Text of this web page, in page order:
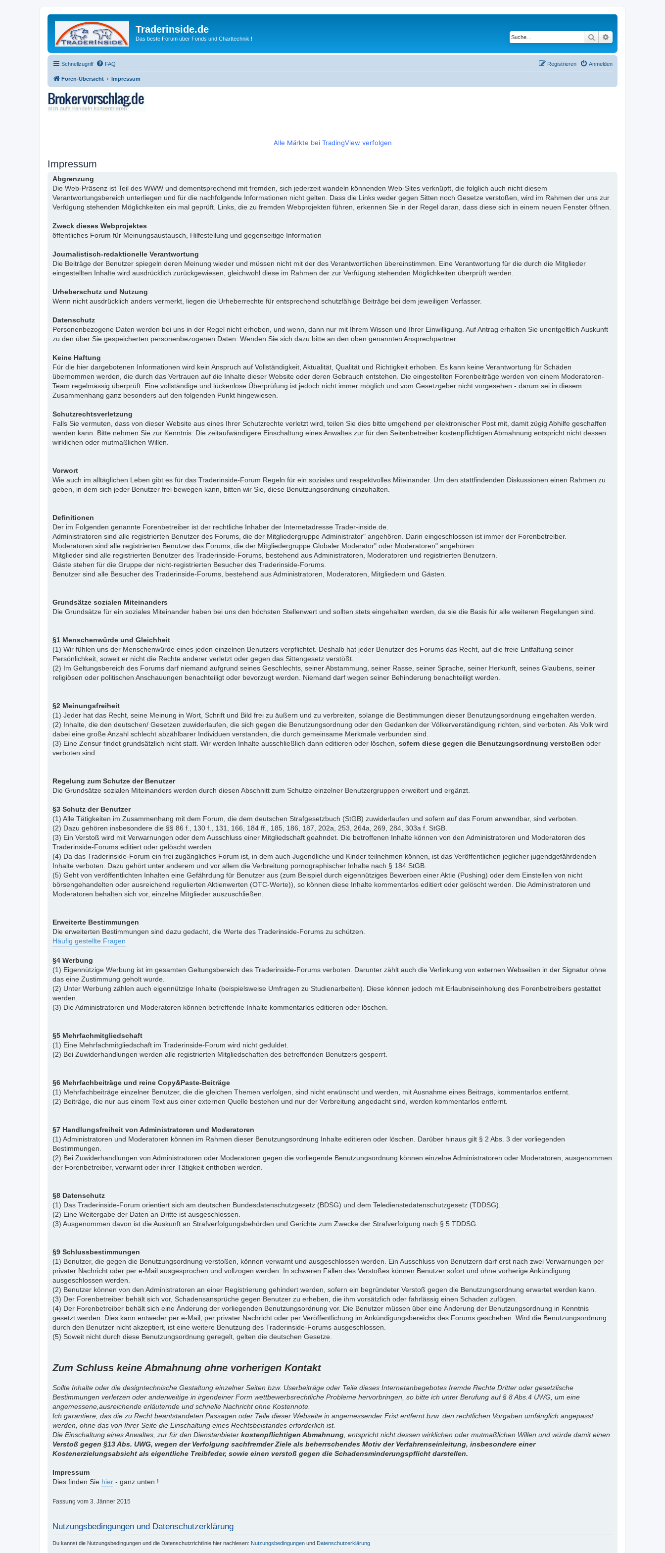
Traderinside.de
Das beste Forum über Fonds und Charttechnik ! Suche
Schnellzugriff FAQ Anmelden
Registrieren
Foren-Übersicht Impressum
Alle Märkte bei TradingView verfolgen
Impressum
Abgrenzung
Die Web-Präsenz ist Teil des WWW und dementsprechend mit fremden, sich jederzeit wandeln könnenden Web-Sites verknüpft, die folglich auch nicht diesem
Verantwortungsbereich unterliegen und für die nachfolgende Informationen nicht gelten. Dass die Links weder gegen Sitten noch Gesetze verstoßen, wird im Rahmen der uns zur
Verfügung stehenden Möglichkeiten ein mal geprüft. Links, die zu fremden Webprojekten führen, erkennen Sie in der Regel daran, dass diese sich in einem neuen Fenster öffnen.
Zweck dieses Webprojektes
öffentliches Forum für Meinungsaustausch, Hilfestellung und gegenseitige Information
Journalistisch-redaktionelle Verantwortung
Die Beiträge der Benutzer spiegeln deren Meinung wieder und müssen nicht mit der des Verantwortlichen übereinstimmen. Eine Verantwortung für die durch die Mitglieder
eingestellten Inhalte wird ausdrücklich zurückgewiesen, gleichwohl diese im Rahmen der zur Verfügung stehenden Möglichkeiten überprüft werden.
Urheberschutz und Nutzung
Wenn nicht ausdrücklich anders vermerkt, liegen die Urheberrechte für entsprechend schutzfähige Beiträge bei dem jeweiligen Verfasser.
Datenschutz
Personenbezogene Daten werden bei uns in der Regel nicht erhoben, und wenn, dann nur mit Ihrem Wissen und Ihrer Einwilligung. Auf Antrag erhalten Sie unentgeltlich Auskunft
zu den über Sie gespeicherten personenbezogenen Daten. Wenden Sie sich dazu bitte an den oben genannten Ansprechpartner.
Keine Haftung
Für die hier dargebotenen Informationen wird kein Anspruch auf Vollständigkeit, Aktualität, Qualität und Richtigkeit erhoben. Es kann keine Verantwortung für Schäden
übernommen werden, die durch das Vertrauen auf die Inhalte dieser Website oder deren Gebrauch entstehen. Die eingestellten Forenbeiträge werden von einem Moderatoren-
Team regelmässig überprüft. Eine vollständige und lückenlose Überprüfung ist jedoch nicht immer möglich und vom Gesetzgeber nicht vorgesehen - darum sei in diesem
Zusammenhang ganz besonders auf den folgenden Punkt hingewiesen.
Schutzrechtsverletzung
Falls Sie vermuten, dass von dieser Website aus eines Ihrer Schutzrechte verletzt wird, teilen Sie dies bitte umgehend per elektronischer Post mit, damit zügig Abhilfe geschaffen
werden kann. Bitte nehmen Sie zur Kenntnis: Die zeitaufwändigere Einschaltung eines Anwaltes zur für den Seitenbetreiber kostenpflichtigen Abmahnung entspricht nicht dessen
wirklichen oder mutmaßlichen Willen.
Vorwort
Wie auch im alltäglichen Leben gibt es für das Traderinside-Forum Regeln für ein soziales und respektvolles Miteinander. Um den stattfindenden Diskussionen einen Rahmen zu
geben, in dem sich jeder Benutzer frei bewegen kann, bitten wir Sie, diese Benutzungsordnung einzuhalten.
Definitionen
Der im Folgenden genannte Forenbetreiber ist der rechtliche Inhaber der Internetadresse Trader-inside.de.
Administratoren sind alle registrierten Benutzer des Forums, die der Mitgliedergruppe Administrator" angehören. Darin eingeschlossen ist immer der Forenbetreiber.
Moderatoren sind alle registrierten Benutzer des Forums, die der Mitgliedergruppe Globaler Moderator" oder Moderatoren" angehören.
Mitglieder sind alle registrierten Benutzer des Traderinside-Forums, bestehend aus Administratoren, Moderatoren und registrierten Benutzern.
Gäste stehen für die Gruppe der nicht-registrierten Besucher des Traderinside-Forums.
Benutzer sind alle Besucher des Traderinside-Forums, bestehend aus Administratoren, Moderatoren, Mitgliedern und Gästen.
Grundsätze sozialen Miteinanders
Die Grundsätze für ein soziales Miteinander haben bei uns den höchsten Stellenwert und sollten stets eingehalten werden, da sie die Basis für alle weiteren Regelungen sind.
§1 Menschenwürde und Gleichheit
(1) Wir fühlen uns der Menschenwürde eines jeden einzelnen Benutzers verpflichtet. Deshalb hat jeder Benutzer des Forums das Recht, auf die freie Entfaltung seiner
Persönlichkeit, soweit er nicht die Rechte anderer verletzt oder gegen das Sittengesetz verstößt.
(2) Im Geltungsbereich des Forums darf niemand aufgrund seines Geschlechts, seiner Abstammung, seiner Rasse, seiner Sprache, seiner Herkunft, seines Glaubens, seiner
religiösen oder politischen Anschauungen benachteiligt oder bevorzugt werden. Niemand darf wegen seiner Behinderung benachteiligt werden.
§2 Meinungsfreiheit
(1) Jeder hat das Recht, seine Meinung in Wort, Schrift und Bild frei zu äußern und zu verbreiten, solange die Bestimmungen dieser Benutzungsordnung eingehalten werden.
(2) Inhalte, die den deutschen/ Gesetzen zuwiderlaufen, die sich gegen die Benutzungsordnung oder den Gedanken der Völkerverständigung richten, sind verboten. Als Volk wird
dabei eine große Anzahl schlecht abzählbarer Individuen verstanden, die durch gemeinsame Merkmale verbunden sind.
(3) Eine Zensur findet grundsätzlich nicht statt. Wir werden Inhalte ausschließlich dann editieren oder löschen, sofern diese gegen die Benutzungsordnung verstoßen oder
verboten sind.
Regelung zum Schutze der Benutzer
Die Grundsätze sozialen Miteinanders werden durch diesen Abschnitt zum Schutze einzelner Benutzergruppen erweitert und ergänzt.
§3 Schutz der Benutzer
(1) Alle Tätigkeiten im Zusammenhang mit dem Forum, die dem deutschen Strafgesetzbuch (StGB) zuwiderlaufen und sofern auf das Forum anwendbar, sind verboten.
(2) Dazu gehören insbesondere die §§ 86 f., 130 f., 131, 166, 184 ff., 185, 186, 187, 202a, 253, 264a, 269, 284, 303a f. StGB.
(3) Ein Verstoß wird mit Verwarnungen oder dem Ausschluss einer Mitgliedschaft geahndet. Die betroffenen Inhalte können von den Administratoren und Moderatoren des
Traderinside-Forums editiert oder gelöscht werden.
(4) Da das Traderinside-Forum ein frei zugängliches Forum ist, in dem auch Jugendliche und Kinder teilnehmen können, ist das Veröffentlichen jeglicher jugendgefährdenden
Inhalte verboten. Dazu gehört unter anderem und vor allem die Verbreitung pornographischer Inhalte nach § 184 StGB.
(5) Geht von veröffentlichten Inhalten eine Gefährdung für Benutzer aus (zum Beispiel durch eigennütziges Bewerben einer Aktie (Pushing) oder dem Einstellen von nicht
börsengehandelten oder ausreichend regulierten Aktienwerten (OTC-Werte)), so können diese Inhalte kommentarlos editiert oder gelöscht werden. Die Administratoren und
Moderatoren behalten sich vor, einzelne Mitglieder auszuschließen.
Erweiterte Bestimmungen
Die erweiterten Bestimmungen sind dazu gedacht, die Werte des Traderinside-Forums zu schützen.
Häufig gestellte Fragen
§4 Werbung
(1) Eigennützige Werbung ist im gesamten Geltungsbereich des Traderinside-Forums verboten. Darunter zählt auch die Verlinkung von externen Webseiten in der Signatur ohne
das eine Zustimmung geholt wurde.
(2) Unter Werbung zählen auch eigennützige Inhalte (beispielsweise Umfragen zu Studienarbeiten). Diese können jedoch mit Erlaubniseinholung des Forenbetreibers gestattet
werden.
(3) Die Administratoren und Moderatoren können betreffende Inhalte kommentarlos editieren oder löschen.
§5 Mehrfachmitgliedschaft
(1) Eine Mehrfachmitgliedschaft im Traderinside-Forum wird nicht geduldet.
(2) Bei Zuwiderhandlungen werden alle registrierten Mitgliedschaften des betreffenden Benutzers gesperrt.
§6 Mehrfachbeiträge und reine Copy&Paste-Beiträge
(1) Mehrfachbeiträge einzelner Benutzer, die die gleichen Themen verfolgen, sind nicht erwünscht und werden, mit Ausnahme eines Beitrags, kommentarlos entfernt.
(2) Beiträge, die nur aus einem Text aus einer externen Quelle bestehen und nur der Verbreitung angedacht sind, werden kommentarlos entfernt.
§7 Handlungsfreiheit von Administratoren und Moderatoren
(1) Administratoren und Moderatoren können im Rahmen dieser Benutzungsordnung Inhalte editieren oder löschen. Darüber hinaus gilt § 2 Abs. 3 der vorliegenden
Bestimmungen.
(2) Bei Zuwiderhandlungen von Administratoren oder Moderatoren gegen die vorliegende Benutzungsordnung können einzelne Administratoren oder Moderatoren, ausgenommen
der Forenbetreiber, verwarnt oder ihrer Tätigkeit enthoben werden.
§8 Datenschutz
(1) Das Traderinside-Forum orientiert sich am deutschen Bundesdatenschutzgesetz (BDSG) und dem Teledienstedatenschutzgesetz (TDDSG).
(2) Eine Weitergabe der Daten an Dritte ist ausgeschlossen.
(3) Ausgenommen davon ist die Auskunft an Strafverfolgungsbehörden und Gerichte zum Zwecke der Strafverfolgung nach § 5 TDDSG.
§9 Schlussbestimmungen
(1) Benutzer, die gegen die Benutzungsordnung verstoßen, können verwarnt und ausgeschlossen werden. Ein Ausschluss von Benutzern darf erst nach zwei Verwarnungen per
privater Nachricht oder per e-Mail ausgesprochen und vollzogen werden. In schweren Fällen des Verstoßes können Benutzer sofort und ohne vorherige Ankündigung
ausgeschlossen werden.
(2) Benutzer können von den Administratoren an einer Registrierung gehindert werden, sofern ein begründeter Verstoß gegen die Benutzungsordnung erwartet werden kann.
(3) Der Forenbetreiber behält sich vor, Schadensansprüche gegen Benutzer zu erheben, die ihm vorsätzlich oder fahrlässig einen Schaden zufügen.
(4) Der Forenbetreiber behält sich eine Änderung der vorliegenden Benutzungsordnung vor. Die Benutzer müssen über eine Änderung der Benutzungsordnung in Kenntnis
gesetzt werden. Dies kann entweder per e-Mail, per privater Nachricht oder per Veröffentlichung im Ankündigungsbereichs des Forums geschehen. Wird die Benutzungsordnung
durch den Benutzer nicht akzeptiert, ist eine weitere Benutzung des Traderinside-Forums ausgeschlossen.
(5) Soweit nicht durch diese Benutzungsordnung geregelt, gelten die deutschen Gesetze.
Zum Schluss keine Abmahnung ohne vorherigen Kontakt
Sollte Inhalte oder die designtechnische Gestaltung einzelner Seiten bzw. Userbeiträge oder Teile dieses Internetanbegebotes fremde Rechte Dritter oder gesetzlische
Bestimmungen verletzen oder anderweitige in irgendeiner Form wettbewerbsrechtliche Probleme hervorbringen, so bitte ich unter Berufung auf § 8 Abs.4 UWG, um eine
angemessene,ausreichende erläuternde und schnelle Nachricht ohne Kostennote.
Ich garantiere, das die zu Recht beantstandeten Passagen oder Teile dieser Webseite in angemessender Frist entfernt bzw. den rechtlichen Vorgaben umfänglich angepasst
werden, ohne das von Ihrer Seite die Einschaltung eines Rechtsbeistandes erforderlich ist.
Die Einschaltung eines Anwaltes, zur für den Dienstanbieter kostenpflichtigen Abmahnung , entspricht nicht dessen wirklichen oder mutmaßlichen Willen und würde damit einen
Verstoß gegen §13 Abs. UWG, wegen der Verfolgung sachfremder Ziele als beherrschendes Motiv der Verfahrenseinleitung, insbesondere einer
Kostenerzielungsabsicht als eigentliche Treibfeder, sowie einen verstoß gegen die Schadensminderungspflicht darstellen.
Impressum
Dies finden Sie hier - ganz unten !
Fassung vom 3. Jänner 2015
Nutzungsbedingungen und Datenschutzerklärung
Du kannst die Nutzungsbedingungen und die Datenschutzrichtlinie hier nachlesen: Nutzungsbedingungen und Datenschutzerklärung